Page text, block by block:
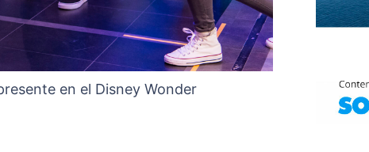
en el Disney Wonder